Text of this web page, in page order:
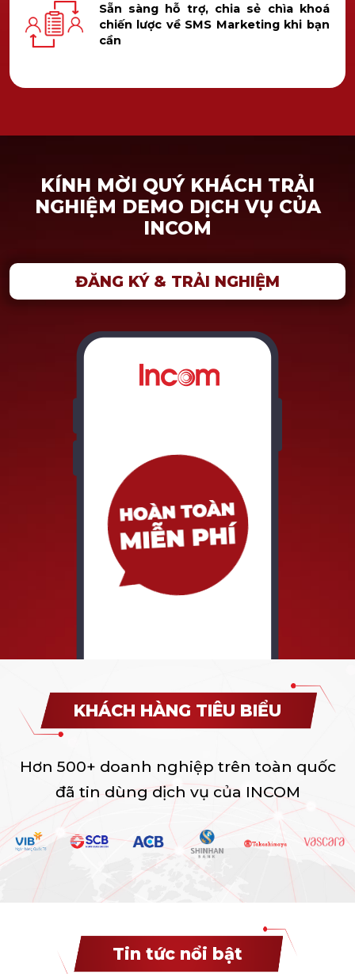
Sẵn sàng hỗ trợ, chia sẻ chìa khoá
chiến lược về SMS Marketing khi bạn
cần
KÍNH MỜI QUÝ KHÁCH TRẢI
NGHIỆM DEMO DỊCH VỤ CỦA
INCOM
ĐĂNG KÝ & TRẢI NGHIỆM
KHÁCH HÀNG TIÊU BIỂU
Hơn 500+ doanh nghiệp trên toàn quốc
đã tin dùng dịch vụ của INCOM
Tin tức nổi bật